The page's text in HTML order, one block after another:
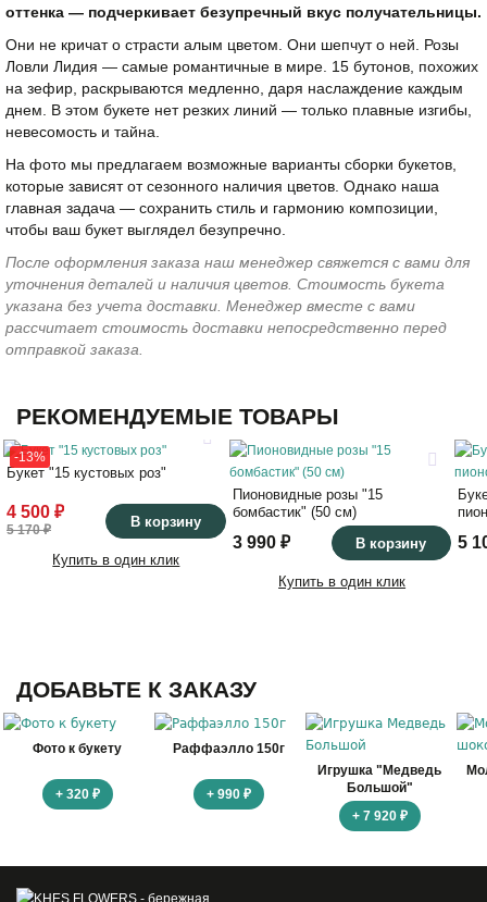
оттенка — подчеркивает безупречный вкус получательницы.
Они не кричат о страсти алым цветом. Они шепчут о ней. Розы
Ловли Лидия — самые романтичные в мире. 15 бутонов, похожих
на зефир, раскрываются медленно, даря наслаждение каждым
днем. В этом букете нет резких линий — только плавные изгибы,
невесомость и тайна.
На фото мы предлагаем возможные варианты сборки букетов,
которые зависят от сезонного наличия цветов. Однако наша
главная задача — сохранить стиль и гармонию композиции,
чтобы ваш букет выглядел безупречно.
После оформления заказа наш менеджер свяжется с вами для
уточнения деталей и наличия цветов. Стоимость букета
указана без учета доставки. Менеджер вместе с вами
рассчитает стоимость доставки непосредственно перед
отправкой заказа.
РЕКОМЕНДУЕМЫЕ ТОВАРЫ
-13%
Букет "15 кустовых роз"
4 500 ₽
5 170 ₽ В корзину
Купить в один клик
Пионовидные розы "15
бомбастик" (50 см)
3 990 ₽ В корзину
Купить в один клик
5
ДОБАВЬТЕ К ЗАКАЗУ
Фото к букету
+ 320 ₽
Раффаэлло 150г
+ 990 ₽
Игрушка "Медведь
Большой"
+ 7 920 ₽